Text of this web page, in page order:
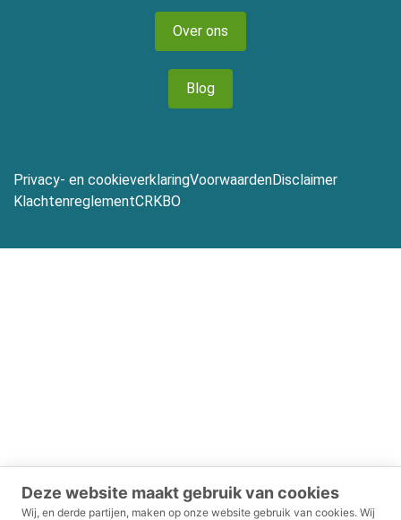
Deze website maakt gebruik van cookies
Wij, en derde partijen, maken op onze website gebruik van cookies. Wij
Over ons
Blog
Privacy- en cookieverklaringVoorwaardenDisclaimer
KlachtenreglementCRKBO